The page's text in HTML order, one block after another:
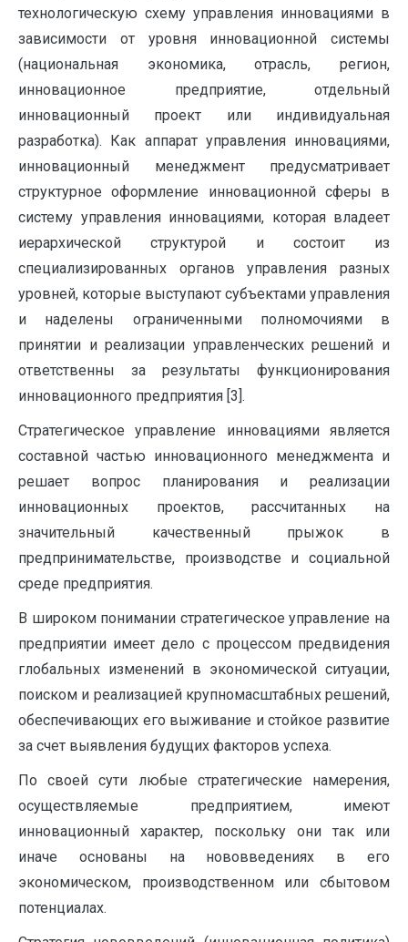
технологическую схему управления инновациями в
зависимости от уровня инновационной системы
(национальная экономика, отрасль, регион,
инновационное предприятие, отдельный
инновационный проект или индивидуальная
разработка). Как аппарат управления инновациями,
инновационный менеджмент предусматривает
структурное оформление инновационной сферы в
систему управления инновациями, которая владеет
иерархической структурой и состоит из
специализированных органов управления разных
уровней, которые выступают субъектами управления
и наделены ограниченными полномочиями в
принятии и реализации управленческих решений и
ответственны за результаты функционирования
инновационного предприятия [3].
Стратегическое управление инновациями является
составной частью инновационного менеджмента и
решает вопрос планирования и реализации
инновационных проектов, рассчитанных на
значительный качественный прыжок в
предпринимательстве, производстве и социальной
среде предприятия.
В широком понимании стратегическое управление на
предприятии имеет дело с процессом предвидения
глобальных изменений в экономической ситуации,
поиском и реализацией крупномасштабных решений,
обеспечивающих его выживание и стойкое развитие
за счет выявления будущих факторов успеха.
По своей сути любые стратегические намерения,
осуществляемые предприятием, имеют
инновационный характер, поскольку они так или
иначе основаны на нововведениях в его
экономическом, производственном или сбытовом
потенциалах.